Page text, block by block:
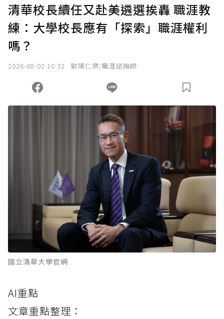
清華校長續任又赴美遴選挨轟 職涯教
練：大學校長應有「探索」職涯權利
嗎？
2026-08-02 10:32 歐陽仁傑/職涯諮詢師
國立清華大學官網
AI重點
文章重點整理：